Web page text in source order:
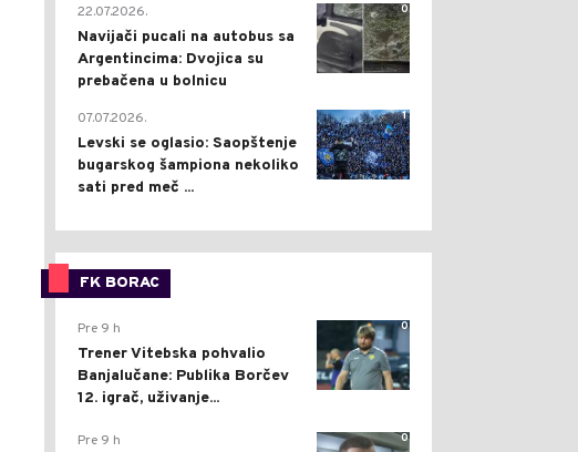
0
22.07.2026.
Navijači pucali na autobus sa
Argentincima: Dvojica su
prebačena u bolnicu
1
07.07.2026.
Levski se oglasio: Saopštenje
bugarskog šampiona nekoliko
sati pred meč ...
FK BORAC
0
Pre 9 h
Trener Vitebska pohvalio
Banjalučane: Publika Borčev
12. igrač, uživanje...
0
Pre 9 h